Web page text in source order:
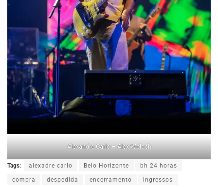
Alexandre Carlo – Alex Woloch
Tags: alexadre carlo Belo Horizonte bh 24 horas
compra despedida encerramento ingressos